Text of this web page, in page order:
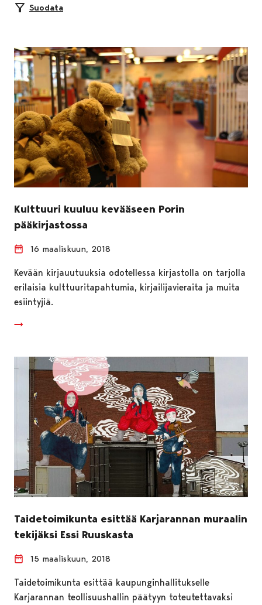
Suodata
Kulttuuri kuuluu kevääseen Porin
pääkirjastossa
16 maaliskuun, 2018
Kevään kirjauutuuksia odotellessa kirjastolla on tarjolla
erilaisia kulttuuritapahtumia, kirjailijavieraita ja muita
esiintyjiä.
Taidetoimikunta esittää Karjarannan muraalin
tekijäksi Essi Ruuskasta
15 maaliskuun, 2018
Taidetoimikunta esittää kaupunginhallitukselle
Karjarannan teollisuushallin päätyyn toteutettavaksi